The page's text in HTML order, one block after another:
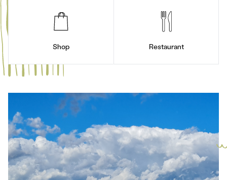
Shop Restaurant